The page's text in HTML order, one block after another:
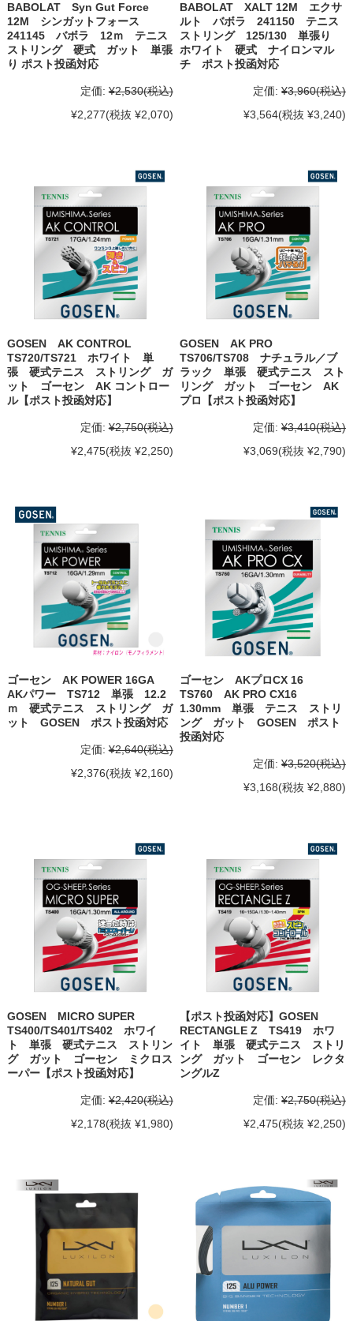
BABOLAT Syn Gut Force
12M シンガットフォース
241145 バボラ 12ｍ テニス
ストリング 硬式 ガット 単張
り ポスト投函対応
定価: ¥2,530(税込)
¥2,277(税抜 ¥2,070)
BABOLAT XALT 12M エクサ
ルト バボラ 241150 テニス
ストリング 125/130 単張り
ホワイト 硬式 ナイロンマル
チ ポスト投函対応
定価: ¥3,960(税込)
¥3,564(税抜 ¥3,240)
GOSEN AK CONTROL
TS720/TS721 ホワイト 単
張 硬式テニス ストリング ガ
ット ゴーセン AK コントロー
ル【ポスト投函対応】
定価: ¥2,750(税込)
¥2,475(税抜 ¥2,250)
GOSEN AK PRO
TS706/TS708 ナチュラル／ブ
ラック 単張 硬式テニス スト
リング ガット ゴーセン AK
プロ【ポスト投函対応】
定価: ¥3,410(税込)
¥3,069(税抜 ¥2,790)
ゴーセン AK POWER 16GA
AKパワー TS712 単張 12.2
ｍ 硬式テニス ストリング ガ
ット GOSEN ポスト投函対応
定価: ¥2,640(税込)
¥2,376(税抜 ¥2,160)
ゴーセン AKプロCX 16
TS760 AK PRO CX16
1.30mm 単張 テニス ストリ
ング ガット GOSEN ポスト
投函対応
定価: ¥3,520(税込)
¥3,168(税抜 ¥2,880)
GOSEN MICRO SUPER
TS400/TS401/TS402 ホワイ
ト 単張 硬式テニス ストリン
グ ガット ゴーセン ミクロス
ーパー【ポスト投函対応】
定価: ¥2,420(税込)
¥2,178(税抜 ¥1,980)
【ポスト投函対応】GOSEN
RECTANGLE Z TS419 ホワ
イト 単張 硬式テニス ストリ
ング ガット ゴーセン レクタ
ングルZ
定価: ¥2,750(税込)
¥2,475(税抜 ¥2,250)